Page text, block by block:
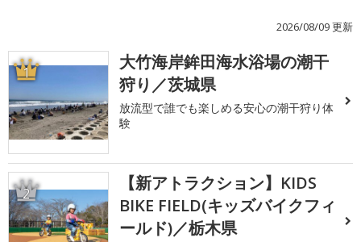
2026/08/09 更新
1
大竹海岸鉾田海水浴場の潮干
狩り／茨城県
放流型で誰でも楽しめる安心の潮干狩り体
験
2
【新アトラクション】KIDS
BIKE FIELD(キッズバイクフィ
ールド)／栃木県